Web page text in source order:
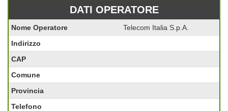
DATI OPERATORE
Nome Operatore
Telecom Italia S.p.A.
Indirizzo
CAP
Comune
Provincia
Telefono